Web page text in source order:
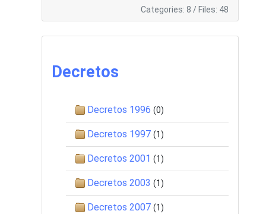
Categories: 8 / Files: 48
Decretos
Decretos 1996 (0)
Decretos 1997 (1)
Decretos 2001 (1)
Decretos 2003 (1)
Decretos 2007 (1)